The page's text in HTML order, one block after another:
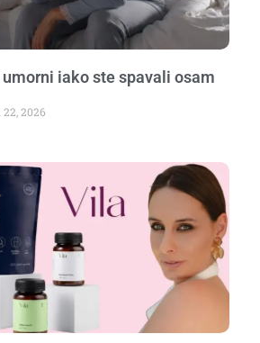
iako ste spavali osam
2026